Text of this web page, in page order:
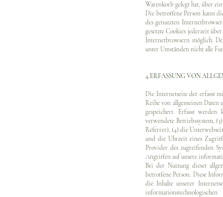
Warenkorb gelegt hat, über
Die betroffene Person kann
des genutzten
gesetzte Cookies jederzeit
Internetbrowsern möglich.
unter Umständen nicht alle
4.ERFASSUNG VON
Die Internetseite der erfasst
Reihe von allgemeinen
gespeichert. Erfasst
verwendete Betriebssystem,
Referrer), (4) die
und die Uhrzeit eines
Provider des zugreifenden
Angriffen auf unsere
Bei der Nutzung dieser
betroffene Person. Diese
die Inhalte unserer